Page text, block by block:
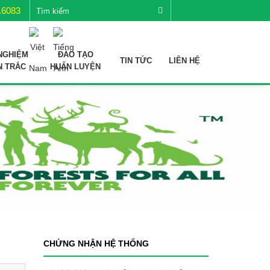
TRẮC
ĐÀO TẠO
HUẤN LUYỆN
TIN TỨC LIÊN HỆ
CHỨNG NHẬN HỆ THỐNG